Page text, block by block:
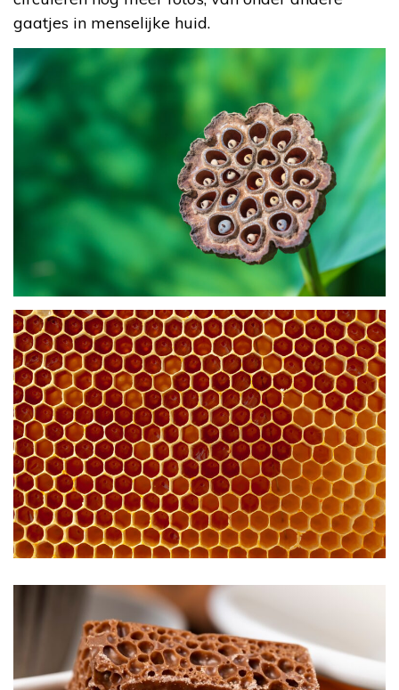
gaatjes in menselijke huid.